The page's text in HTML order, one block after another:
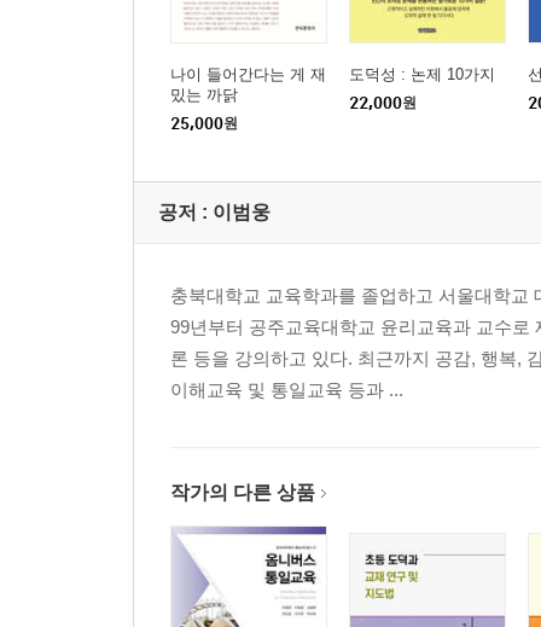
나이 들어간다는 게 재
밌는 까닭
25,000원
도덕성 : 논제 10가지
22,000원
공저 : 이범웅
충북대학교 교육학과를 졸업하고 서울대학교
99년부터 공주교육대학교 윤리교육과 교수
론 등을 강의하고 있다. 최근까지 공감, 행복,
이해교육 및 통일교육 등과 ...
작가의 다른 상품